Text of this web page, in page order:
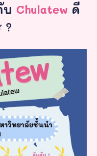
บ Chulatew ดี
?